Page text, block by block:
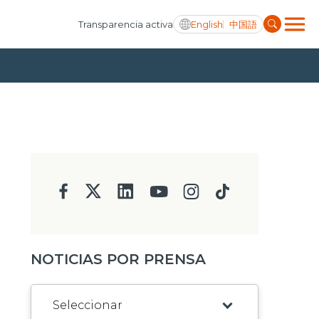
Transparencia activa English 中国語
NOTICIAS POR PRENSA